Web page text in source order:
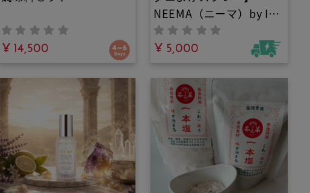
¥ 14,500
NEEMA（ニーマ）by IN
YOU｜ベッドや布団に直
接使える殺虫成分・有害
添加物ゼロの100%植物
由来ファブリックミス
ト。水を一滴も使わずヒ
バ×ニームの力で大人と
子どもの睡眠環境を安全
に守る！
¥ 5,000